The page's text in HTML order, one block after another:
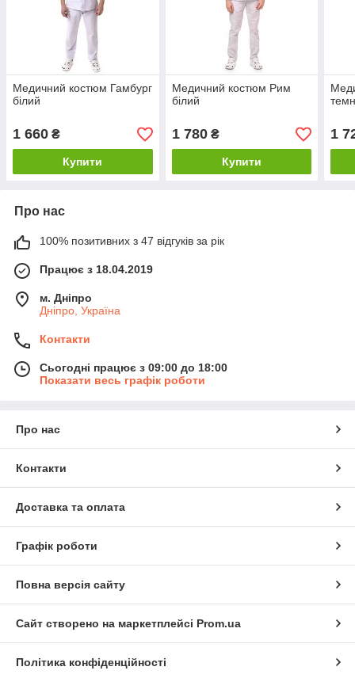
Медичний костюм Гамбург
білий
1 660 ₴
Купити
Медичний костюм Рим
білий
1 780₴
Купити
1
Про нас
100% позитивних з 47 відгуків за рік
Працює з 18.04.2019
м. Дніпро
Дніпро, Україна
Контакти
Сьогодні працює з 09:00 до 18:00
Показати весь графік роботи
Про нас
Контакти
Доставка та оплата
Графік роботи
Повна версія сайту
Сайт створено на маркетплейсі Prom.ua
Політика конфіденційності